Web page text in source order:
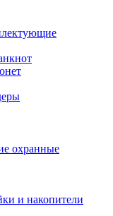
охранные
и накопители